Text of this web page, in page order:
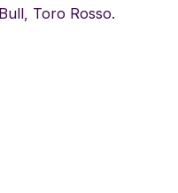
Toro Rosso.